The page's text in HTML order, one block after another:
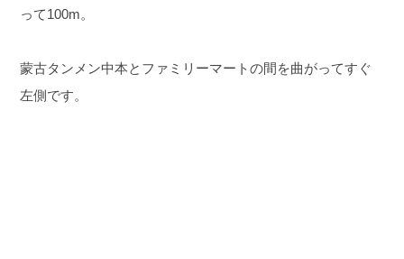
って100m。
蒙古タンメン中本とファミリーマートの間を曲がってすぐ
左側です。